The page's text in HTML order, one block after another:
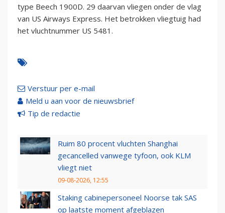
type Beech 1900D. 29 daarvan vliegen onder de vlag
van US Airways Express. Het betrokken vliegtuig had
het vluchtnummer US 5481.
Verstuur per e-mail
Meld u aan voor de nieuwsbrief
Tip de redactie
Ruim 80 procent vluchten Shanghai
gecancelled vanwege tyfoon, ook KLM
vliegt niet
09-08-2026, 12:55
Staking cabinepersoneel Noorse tak SAS
op laatste moment afgeblazen